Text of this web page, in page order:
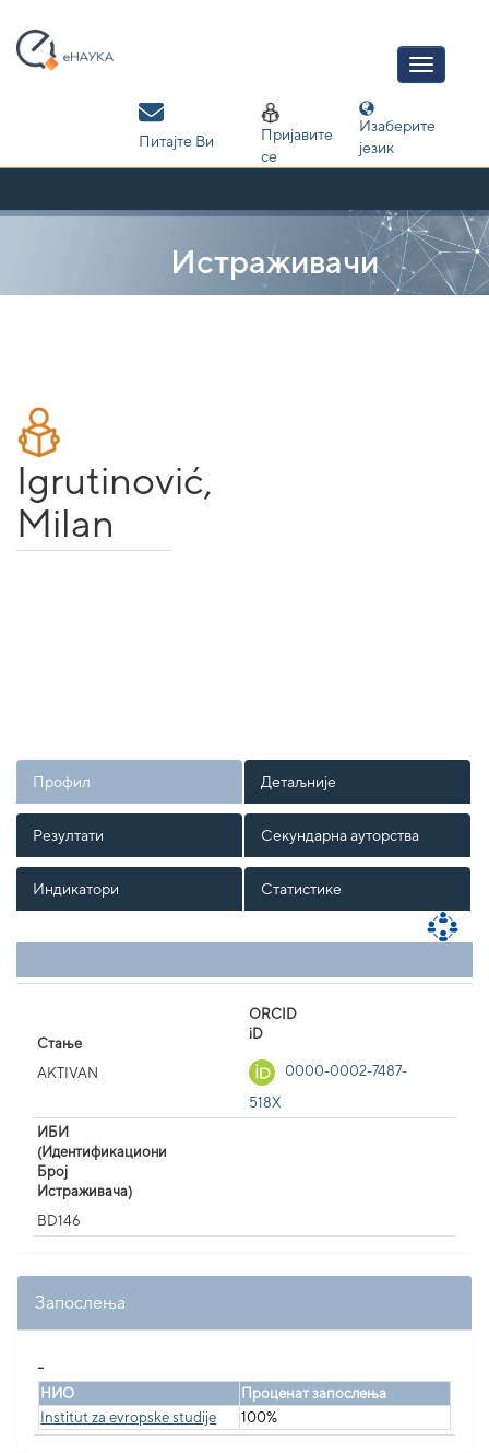
navigation
Питајте Ви
Пријавите
се
Изаберите
језик
Истраживачи
Igrutinović,
Milan
Профил Детаљније
Резултати Секундарна ауторства
Индикатори Статистике
Стање
AKTIVAN
ORCID
iD
0000-0002-7487-
518X
ИБИ
(Идентификациони
Број
Истраживача)
BD146
Запослења
НИО
Проценат запослења
Institut za evropske studije
100%